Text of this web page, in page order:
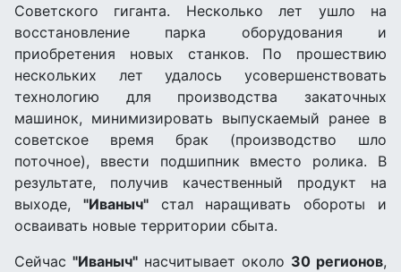
Советского гиганта. Несколько лет ушло на
восстановление парка оборудования и
приобретения новых станков. По прошествию
нескольких лет удалось усовершенствовать
технологию для производства закаточных
машинок, минимизировать выпускаемый ранее в
советское время брак (производство шло
поточное), ввести подшипник вместо ролика. В
результате, получив качественный продукт на
выходе, "Иваныч"стал наращивать обороты и
осваивать новые территории сбыта.
Сейчас "Иваныч" насчитывает около 30 регионов,